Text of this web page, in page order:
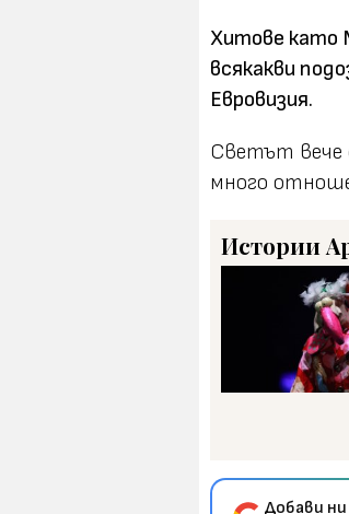
Хитове като
всякакви
Евровизия.
Светът вече
много
Истории
Добави